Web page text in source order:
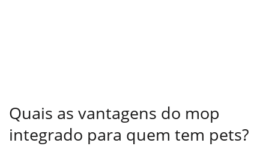
Quais as vantagens do mop
integrado para quem tem pets?